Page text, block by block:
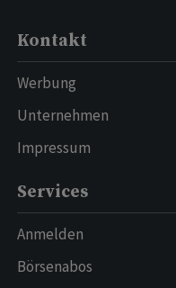
Kontakt
Werbung
Unternehmen
Impressum
Services
Anmelden
Börsenabos